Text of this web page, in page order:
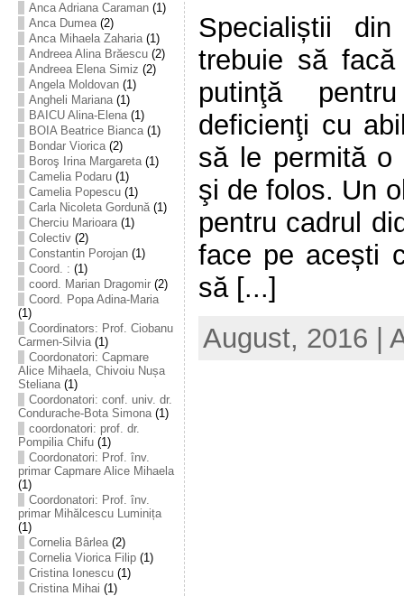
Anca Adriana Caraman(1)
Anca Dumea(2)
Anca Mihaela Zaharia(1)
Andreea Alina Brăescu(2)
Andreea Elena Simiz (2)
Angela Moldovan(1)
Angheli Mariana(1)
BAICU Alina-Elena(1)
BOIA Beatrice Bianca(1)
Bondar Viorica(2)
Boroş Irina Margareta(1)
Camelia Podaru(1)
Camelia Popescu(1)
Carla Nicoleta Gordună(1)
Cherciu Marioara(1)
Colectiv(2)
Constantin Porojan(1)
Coord. : (1)
coord. Marian Dragomir(2)
Coord. Popa Adina-Maria
(1)
Coordinators: Prof. Ciobanu
Carmen-Silvia(1)
Coordonatori: Capmare
Alice Mihaela, Chivoiu Nușa
Steliana(1)
Coordonatori: conf. univ. dr.
Condurache-Bota Simona(1)
coordonatori: prof. dr.
Pompilia Chifu(1)
Coordonatori: Prof. înv.
primar Capmare Alice Mihaela
(1)
Coordonatori: Prof. înv.
primar Mihălcescu Luminița
(1)
Cornelia Bârlea(2)
Cornelia Viorica Filip(1)
Cristina Ionescu(1)
Cristina Mihai (1)
Specialiștii
trebuie să
putinţă
deficienţi cu
să le permită o
şi de folos. Un
pentru cadrul
face pe acești
să [...]
August, 2016 |